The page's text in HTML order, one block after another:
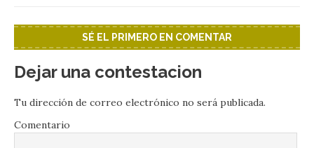
SÉ EL PRIMERO EN COMENTAR
Dejar una contestacion
Tu dirección de correo electrónico no será publicada.
Comentario